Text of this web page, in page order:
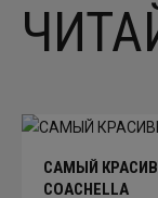
САМЫЙ
COACHELLA